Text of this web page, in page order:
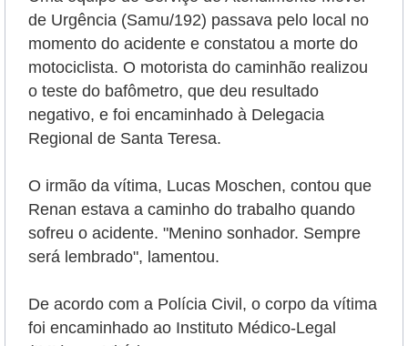
de Urgência (Samu/192) passava pelo local no
momento do acidente e constatou a morte do
motociclista. O motorista do caminhão realizou
o teste do bafômetro, que deu resultado
negativo, e foi encaminhado à Delegacia
Regional de Santa Teresa.
O irmão da vítima, Lucas Moschen, contou que
Renan estava a caminho do trabalho quando
sofreu o acidente. "Menino sonhador. Sempre
será lembrado", lamentou.
De acordo com a Polícia Civil, o corpo da vítima
foi encaminhado ao Instituto Médico-Legal